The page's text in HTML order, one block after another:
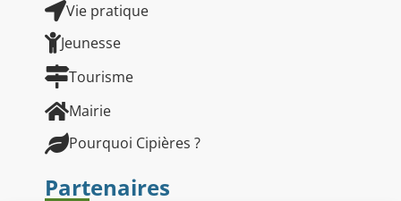
Vie pratique
Jeunesse
Tourisme
Mairie
Pourquoi Cipières ?
Partenaires